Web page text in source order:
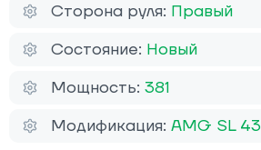
Сторона руля: Правый
Состояние: Новый
Мощность: 381
Модификация: AMG SL 43